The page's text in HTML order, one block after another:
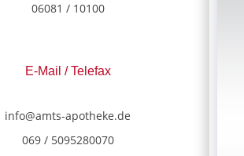
06081 / 10100
E-Mail / Telefax
info@amts-apotheke.de
069 / 5095280070